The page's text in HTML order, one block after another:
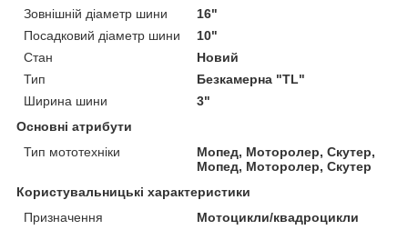
Зовнішній діаметр шини
16"
Посадковий діаметр шини
10"
Стан
Новий
Тип
Безкамерна "TL"
Ширина шини
3"
Основні атрибути
Тип мототехніки
Мопед, Моторолер, Скутер,
Мопед, Моторолер, Скутер
Користувальницькі характеристики
Призначення
Мотоцикли/квадроцикли